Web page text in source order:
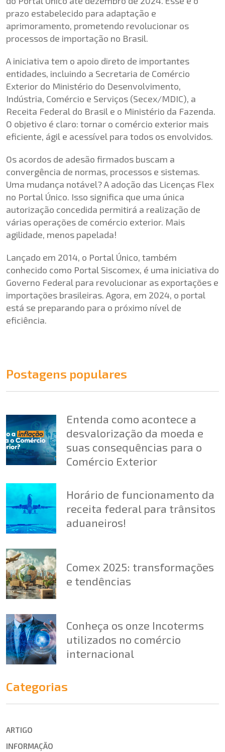
prazo estabelecido para adaptação e
aprimoramento, prometendo revolucionar os
processos de importação no Brasil.
A iniciativa tem o apoio direto de importantes
entidades, incluindo a Secretaria de Comércio
Exterior do Ministério do Desenvolvimento,
Indústria, Comércio e Serviços (Secex/MDIC), a
Receita Federal do Brasil e o Ministério da Fazenda.
O objetivo é claro: tornar o comércio exterior mais
eficiente, ágil e acessível para todos os envolvidos.
Os acordos de adesão firmados buscam a
convergência de normas, processos e sistemas.
Uma mudança notável? A adoção das Licenças Flex
no Portal Único. Isso significa que uma única
autorização concedida permitirá a realização de
várias operações de comércio exterior. Mais
agilidade, menos papelada!
Lançado em 2014, o Portal Único, também
conhecido como Portal Siscomex, é uma iniciativa do
Governo Federal para revolucionar as exportações e
importações brasileiras. Agora, em 2024, o portal
está se preparando para o próximo nível de
eficiência.
Postagens populares
Entenda como acontece a
desvalorização da moeda e
suas consequências para o
Comércio Exterior
Horário de funcionamento da
receita federal para trânsitos
aduaneiros!
Comex 2025: transformações
e tendências
Conheça os onze Incoterms
utilizados no comércio
internacional
Categorias
ARTIGO
INFORMAÇÃO